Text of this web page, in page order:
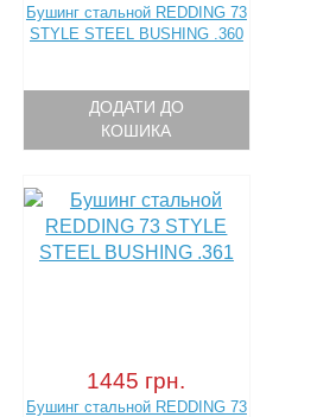
Бушинг стальной REDDING 73
STYLE STEEL BUSHING .360
ДОДАТИ ДО
КОШИКА
1445 грн.
Бушинг стальной REDDING 73